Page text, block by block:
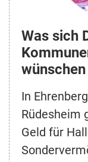
Was sich
wünschen
In
Rüdesheim
Geld für